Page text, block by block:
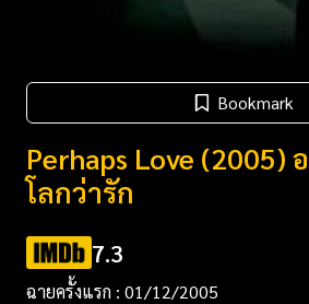
Bookmark
Perhaps Love (2005)
โลกว่ารัก
7.3
ฉายครั้งแรก : 01/12/2005